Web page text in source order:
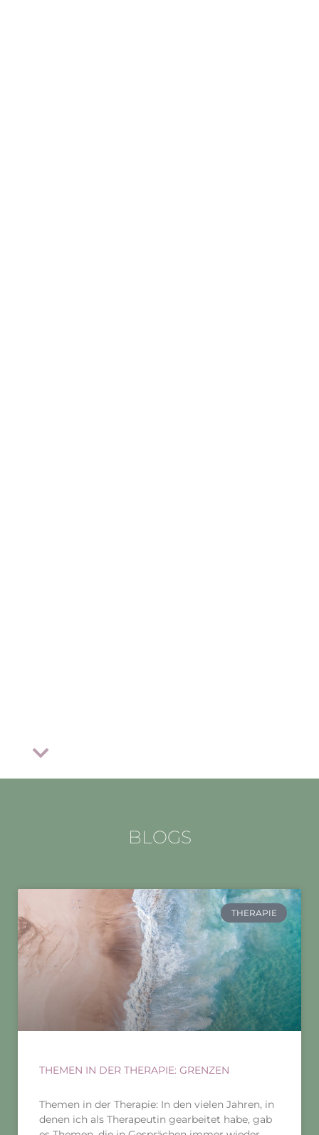
BLOGS
THERAPIE
THEMEN IN DER THERAPIE: GRENZEN
Themen in der Therapie: In den vielen Jahren, in
denen ich als Therapeutin gearbeitet habe, gab